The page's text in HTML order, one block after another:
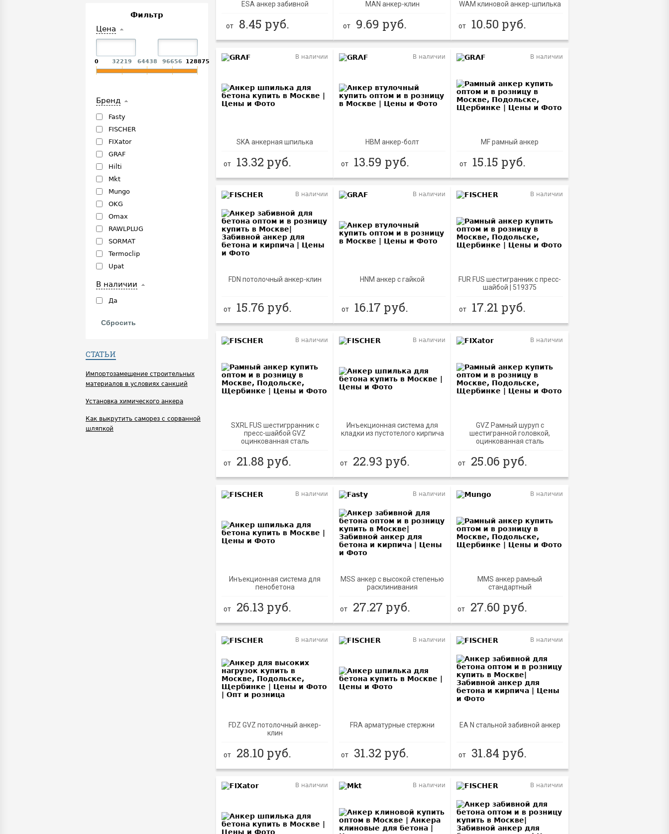
Фильтр
Цена
0 32219 64438 96656 128875
Бренд
Fasty
FISCHER
FIXator
GRAF
Hilti
Mkt
Mungo
OKG
Omax
RAWLPLUG
SORMAT
Termoclip
Upat
В наличии
Да
СТАТЬИ
Импортозамещение строительных
материалов в условиях санкций
Установка химического анкера
Как выкрутить саморез с сорванной
шляпкой
ESA анкер забивной
от 8.45 руб.
MAN анкер-клин
от 9.69 руб.
WAM клиновой анкер-шпилька
от 10.50 руб.
SKА анкерная шпилька
В наличии
от 13.32 руб.
HBM анкер-болт
В наличии
от 13.59 руб.
NEW
MF рамный анкер
В наличии
от 15.15 руб.
FDN потолочный анкер-клин
В наличии
от 15.76 руб.
HNM анкер с гайкой
В наличии
от 16.17 руб.
FUR FUS шестигранник с пресс-
шайбой | 519375
В наличии
от 17.21 руб.
SXRL FUS шестигрранник с
пресс-шайбой GVZ
оцинкованная сталь
В наличии
от 21.88 руб.
Инъекционная система для
кладки из пустотелого кирпича
В наличии
от 22.93 руб.
GVZ Рамный шуруп с
шестигранной головкой,
оцинкованная сталь
В наличии
от 25.06 руб.
Инъекционная система для
пенобетона
В наличии
от 26.13 руб.
MSS анкер с высокой степенью
расклинивания
В наличии
от 27.27 руб.
MMS анкер рамный
стандартный
В наличии
от 27.60 руб.
FDZ GVZ потолочный анкер-
клин
В наличии
от 28.10 руб.
FRA арматурные стержни
В наличии
от 31.32 руб.
EA N стальной забивной анкер
В наличии
от 31.84 руб.
В наличии В наличии В наличии